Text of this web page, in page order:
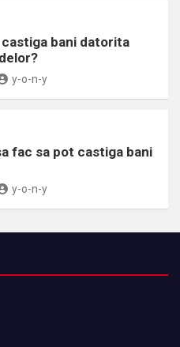
bani datorita
y-o-n-y
fac sa pot castiga bani
y-o-n-y